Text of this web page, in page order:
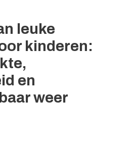
leuke
kinderen:
en
weer